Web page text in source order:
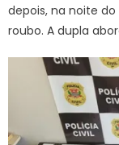
depois, na noite
roubo. A dupla